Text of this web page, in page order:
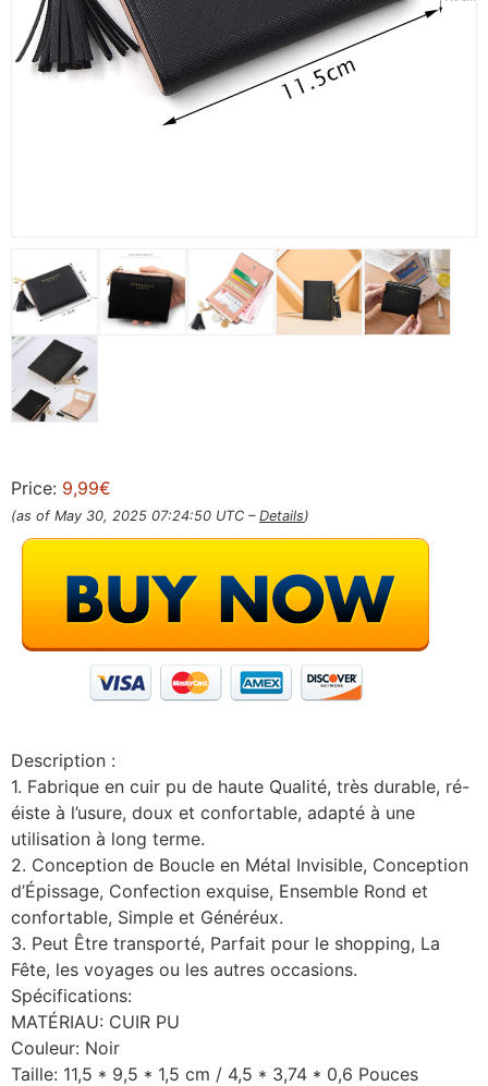
Price: 9,99€
(as of May 30, 2025 07:24:50 UTC – Details)
Description :
1. Fabrique en cuir pu de haute Qualité, très durable, ré-
éiste à l’usure, doux et confortable, adapté à une
utilisation à long terme.
2. Conception de Boucle en Métal Invisible, Conception
d’Épissage, Confection exquise, Ensemble Rond et
confortable, Simple et Généréux.
3. Peut Être transporté, Parfait pour le shopping, La
Fête, les voyages ou les autres occasions.
Spécifications:
MATÉRIAU: CUIR PU
Couleur: Noir
Taille: 11,5 * 9,5 * 1,5 cm / 4,5 * 3,74 * 0,6 Pouces